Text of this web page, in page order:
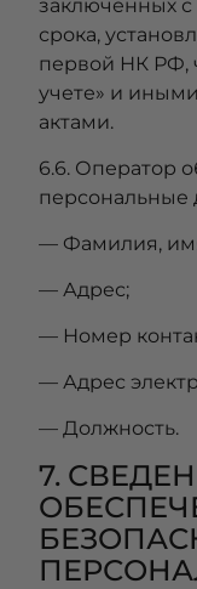
заключенных
срока,
первой НК РФ,
учете» и
актами.
6.6. Оператор
персональные
— Фамилия,
— Адрес;
— Номер
— Адрес
— Должность.
7.